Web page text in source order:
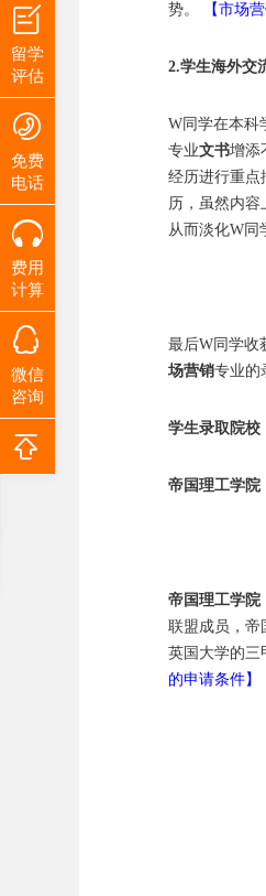
势。
【市场
2.学生海外交
W同学在本科
专业文书增添
经历进行重点
历，虽然内容
从而淡化W同
最后W同学收
场营销专业的
学生录取院校
帝国理工学院
帝国理工学院
联盟成员，帝
英国大学的三
的申请条件】
留学
评估
免费
电话
费用
计算
微信
咨询